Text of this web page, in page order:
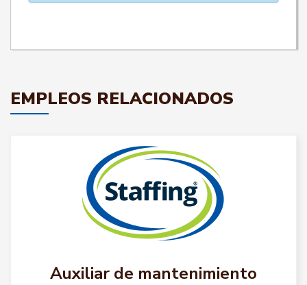
EMPLEOS RELACIONADOS
Auxiliar de mantenimiento